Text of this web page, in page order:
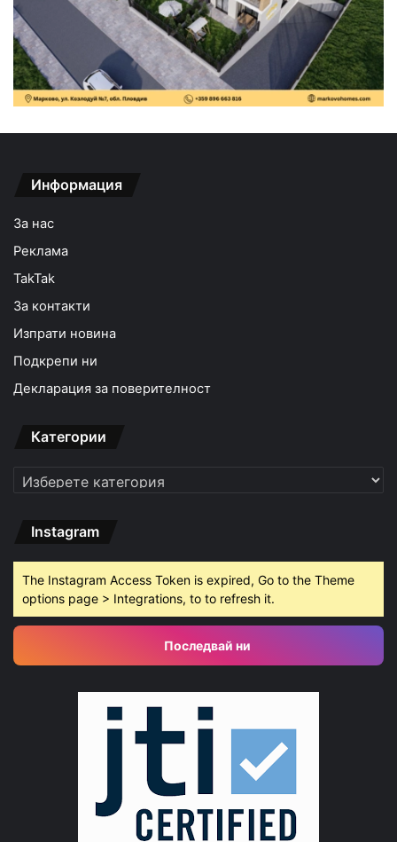
Информация
За нас
Реклама
TakTak
За контакти
Изпрати новина
Подкрепи ни
Декларация за поверителност
Категории
Категории
Instagram
The Instagram Access Token is expired, Go to the Theme
options page > Integrations, to to refresh it.
Последвай ни